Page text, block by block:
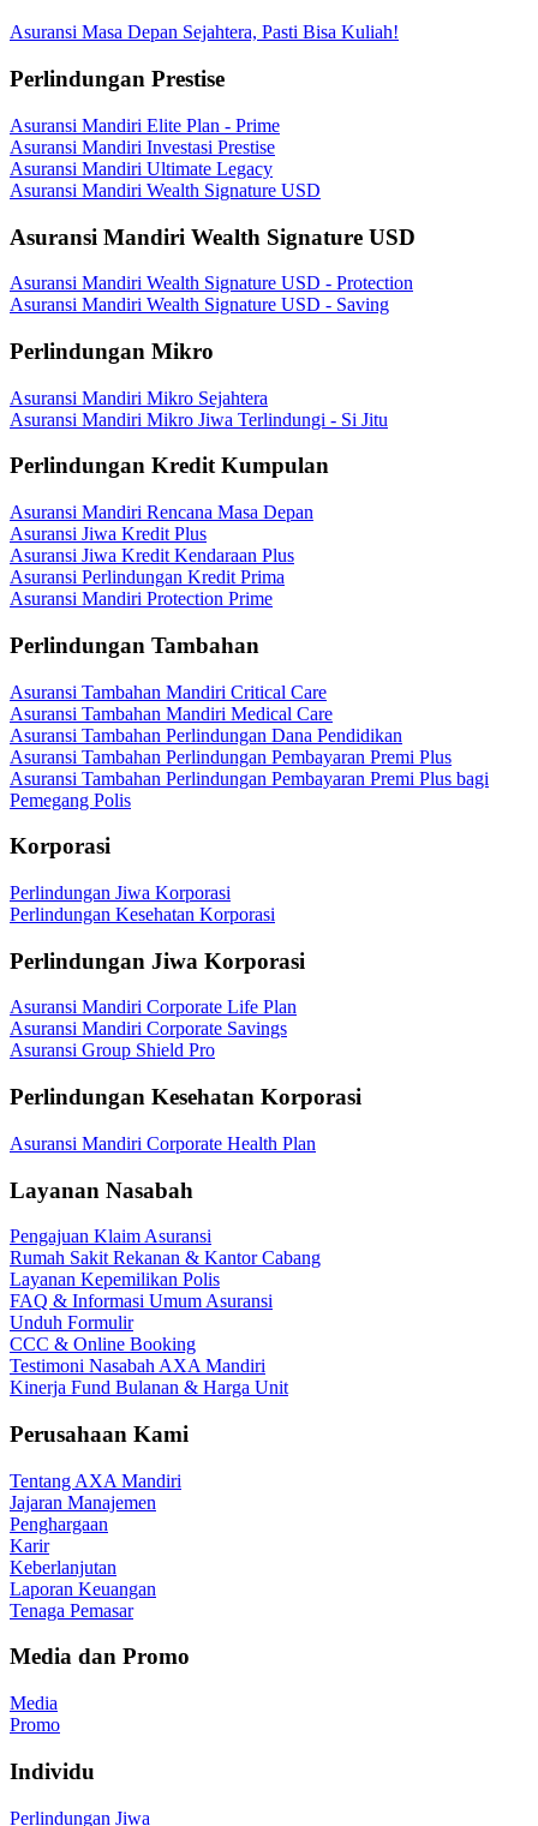
Asuransi Masa Depan Sejahtera, Pasti Bisa Kuliah!
Perlindungan Prestise
Asuransi Mandiri Elite Plan - Prime
Asuransi Mandiri Investasi Prestise
Asuransi Mandiri Ultimate Legacy
Asuransi Mandiri Wealth Signature USD
Asuransi Mandiri Wealth Signature USD
Asuransi Mandiri Wealth Signature USD - Protection
Asuransi Mandiri Wealth Signature USD - Saving
Perlindungan Mikro
Asuransi Mandiri Mikro Sejahtera
Asuransi Mandiri Mikro Jiwa Terlindungi - Si Jitu
Perlindungan Kredit Kumpulan
Asuransi Mandiri Rencana Masa Depan
Asuransi Jiwa Kredit Plus
Asuransi Jiwa Kredit Kendaraan Plus
Asuransi Perlindungan Kredit Prima
Asuransi Mandiri Protection Prime
Perlindungan Tambahan
Asuransi Tambahan Mandiri Critical Care
Asuransi Tambahan Mandiri Medical Care
Asuransi Tambahan Perlindungan Dana Pendidikan
Asuransi Tambahan Perlindungan Pembayaran Premi Plus
Asuransi Tambahan Perlindungan Pembayaran Premi Plus bagi
Pemegang Polis
Korporasi
Perlindungan Jiwa Korporasi
Perlindungan Kesehatan Korporasi
Perlindungan Jiwa Korporasi
Asuransi Mandiri Corporate Life Plan
Asuransi Mandiri Corporate Savings
Asuransi Group Shield Pro
Perlindungan Kesehatan Korporasi
Asuransi Mandiri Corporate Health Plan
Layanan Nasabah
Pengajuan Klaim Asuransi
Rumah Sakit Rekanan & Kantor Cabang
Layanan Kepemilikan Polis
FAQ & Informasi Umum Asuransi
Unduh Formulir
CCC & Online Booking
Testimoni Nasabah AXA Mandiri
Kinerja Fund Bulanan & Harga Unit
Perusahaan Kami
Tentang AXA Mandiri
Jajaran Manajemen
Penghargaan
Karir
Keberlanjutan
Laporan Keuangan
Tenaga Pemasar
Media dan Promo
Media
Promo
Individu
Perlindungan Jiwa